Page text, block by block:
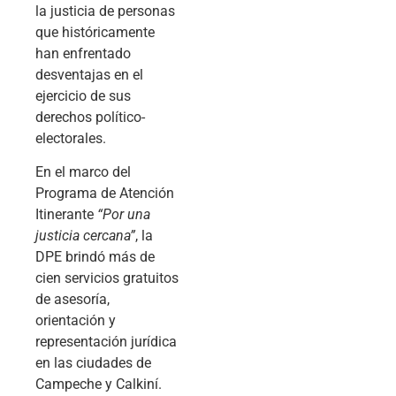
la justicia de personas
que históricamente
han enfrentado
desventajas en el
ejercicio de sus
derechos político-
electorales.
En el marco del
Programa de Atención
Itinerante “Por una
justicia cercana”, la
DPE brindó más de
cien servicios gratuitos
de asesoría,
orientación y
representación jurídica
en las ciudades de
Campeche y Calkiní.